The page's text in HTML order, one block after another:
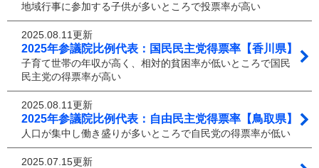
地域行事に参加する子供が多いところで投票率が高い
2025.08.11更新
2025年参議院比例代表：国民民主党得票率【香川県】
子育て世帯の年収が高く、相対的貧困率が低いところで国民
民主党の得票率が高い
2025.08.11更新
2025年参議院比例代表：自由民主党得票率【鳥取県】
人口が集中し働き盛りが多いところで自民党の得票率が低い
2025.07.15更新